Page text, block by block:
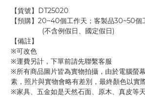
【貨號】DT25020
【預購】20~40個工作天；客製品30~50個
                (不含例假日、國定假日)
【備註】
※可改色
※運費另計，下單前請先聯繫客服
※所有商品圖片皆為實物拍攝，由於電腦螢
素，照片與實物會略有差別，最終顏色以實
※家具、五金如是天然石面、原木、真皮等